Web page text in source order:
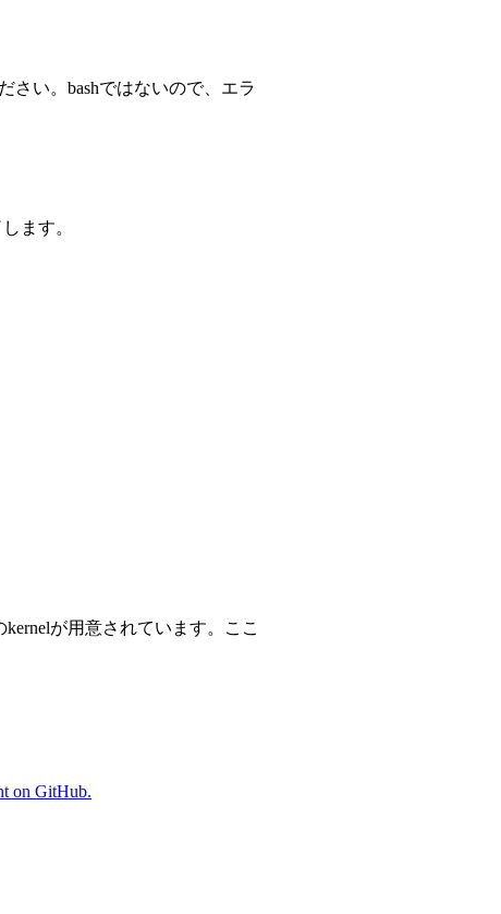
さい。bashではないので、エラ
ます。
が用意されています。ここ
on GitHub.